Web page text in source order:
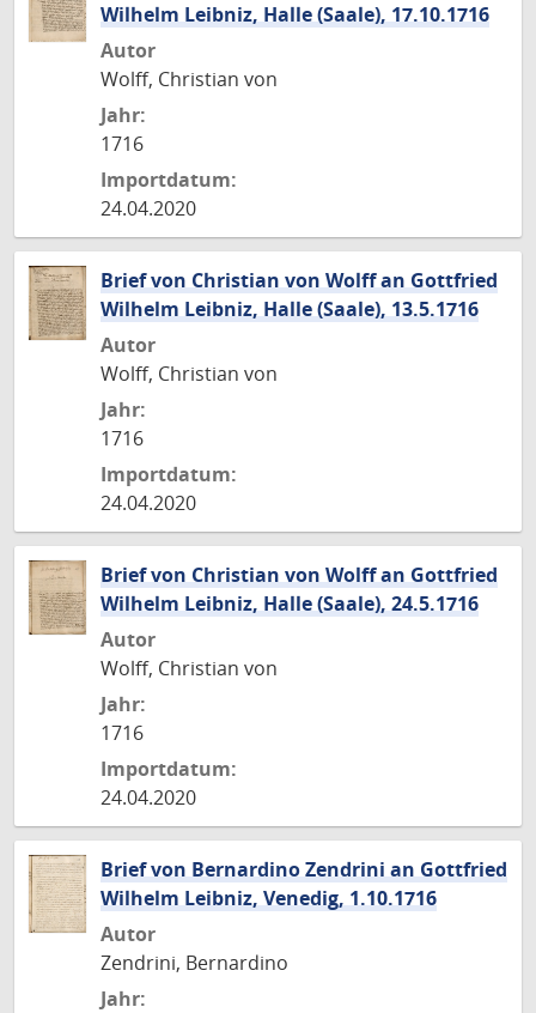
Wilhelm Leibniz, Halle (Saale), 17.10.1716
Autor
Wolff, Christian von
Jahr:
1716
Importdatum:
24.04.2020
Brief von Christian von Wolff an Gottfried
Wilhelm Leibniz, Halle (Saale), 13.5.1716
Autor
Wolff, Christian von
Jahr:
1716
Importdatum:
24.04.2020
Brief von Christian von Wolff an Gottfried
Wilhelm Leibniz, Halle (Saale), 24.5.1716
Autor
Wolff, Christian von
Jahr:
1716
Importdatum:
24.04.2020
Brief von Bernardino Zendrini an Gottfried
Wilhelm Leibniz, Venedig, 1.10.1716
Autor
Zendrini, Bernardino
Jahr: